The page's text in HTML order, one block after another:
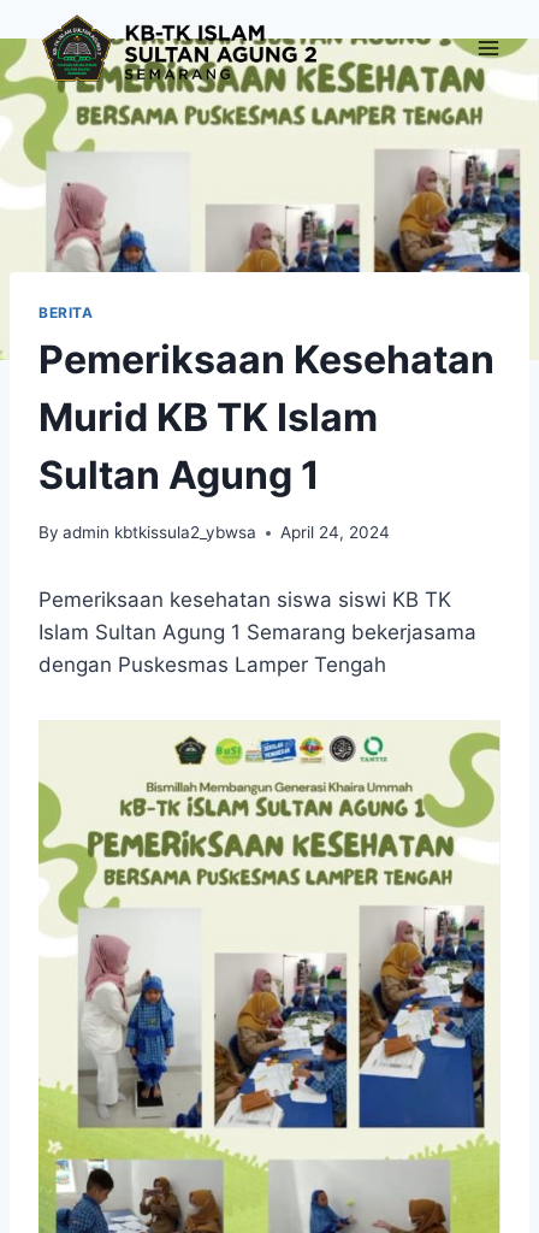
content
BERITA
Pemeriksaan Kesehatan
Murid KB TK Islam
Sultan Agung 1
By admin kbtkissula2_ybwsa April 24, 2024
Pemeriksaan kesehatan siswa siswi KB TK
Islam Sultan Agung 1 Semarang bekerjasama
dengan Puskesmas Lamper Tengah